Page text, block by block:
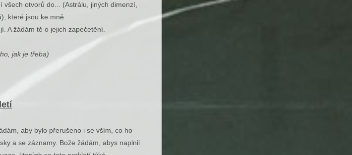
otvorů do... (Astrálu, jiných dimenzí,
které jsou ke mně
A žádám tě o jejich zapečetění.
jak je třeba)
aby bylo přerušeno i se vším, co ho
a se záznamy. Bože žádám, abys naplnil